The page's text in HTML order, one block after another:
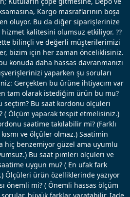
Kargo masraflarının boşa
oluyor. Bu da diğer siparişlerinize
hizmet kalitesini olumsuz etkiliyor. ??
bilinçli ve değerli müşterilerimizi
bizim için her zaman önceliklisiniz.
konuda daha hassas davranmanızı
yaparken şu soruları
Gerçekten bu ürüne ihtiyacım var
tam olarak istediğim ürün bu mu?
seçtim? Bu saat kordonu ölçüleri
( Ölçüm yaparak tespit etmelisiniz.)
saatime takılabilir mi? (Farklı
ve ölçüler olmaz.) Saatimin
hiç benzemiyor güzel ama uyumlu
Bu saat pimleri ölçüleri ve
uygun mu? ( En ufak fark
Ölçüleri ürün özelliklerinde yazıyor
önemli mi? ( Önemli hassas ölçüm